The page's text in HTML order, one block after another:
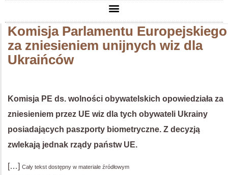
Komisja Parlamentu Europejskiego
za zniesieniem unijnych wiz dla
Ukraińców
Komisja PE ds. wolności obywatelskich opowiedziała za
zniesieniem przez UE wiz dla tych obywateli Ukrainy
posiadających paszporty biometryczne. Z decyzją
zwlekają jednak rządy państw UE.
[…] Cały tekst dostępny w materiale źródłowym